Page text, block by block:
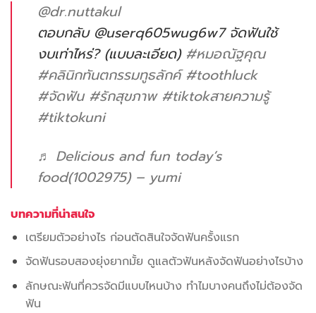
@dr.nuttakul
ตอบกลับ @userq605wug6w7 จัดฟันใช้
งบเท่าไหร่? (แบบละเอียด) #หมอณัฐคุณ
#คลินิกทันตกรรมทูธลักค์ #toothluck
#จัดฟัน #รักสุขภาพ #tiktokสายความรู้
#tiktokuni
♬ Delicious and fun today’s
food(1002975) – yumi
บทความที่น่าสนใจ
เตรียมตัวอย่างไร ก่อนตัดสินใจจัดฟันครั้งแรก
จัดฟันรอบสองยุ่งยากมั้ย ดูแลตัวฟันหลังจัดฟันอย่างไรบ้าง
ลักษณะฟันที่ควรจัดมีแบบไหนบ้าง ทำไมบางคนถึงไม่ต้องจัด
ฟัน